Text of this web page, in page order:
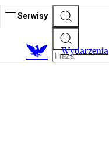
Serwisy
Wydarzenia